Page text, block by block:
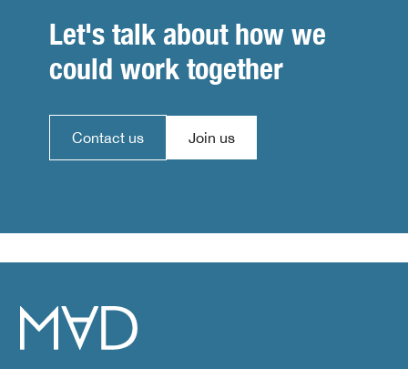
Let's talk about how we
could work together
Contact us Join us